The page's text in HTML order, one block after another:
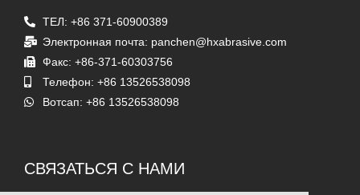
ТЕЛ: +86 371-60900389
Электронная почта: panchen@hxabrasive.com
Факс: +86-371-60303756
Телефон: +86 13526538098
Вотсап: +86 13526538098
СВЯЗАТЬСЯ С НАМИ